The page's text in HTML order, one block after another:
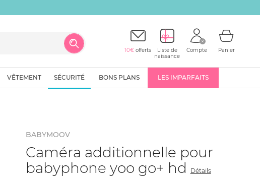
10€ offerts
Liste de
naissance
Compte Panier
VÊTEMENT SÉCURITÉ BONS PLANS LES IMPARFAITS
BABYMOOV
Caméra additionnelle pour
babyphone yoo go+ hd
Détails